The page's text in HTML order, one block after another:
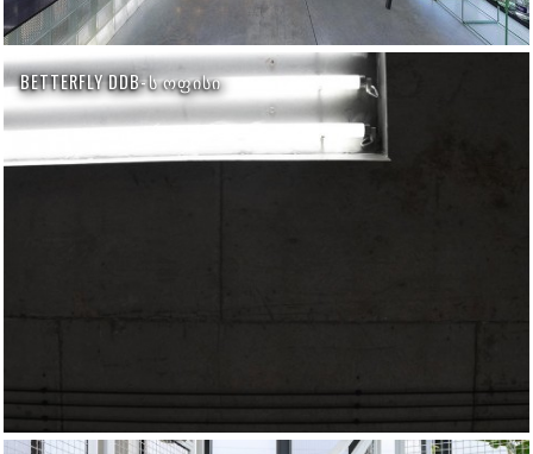
BETTERFLY DDB-Ს ᲝᲤᲘᲡᲘ